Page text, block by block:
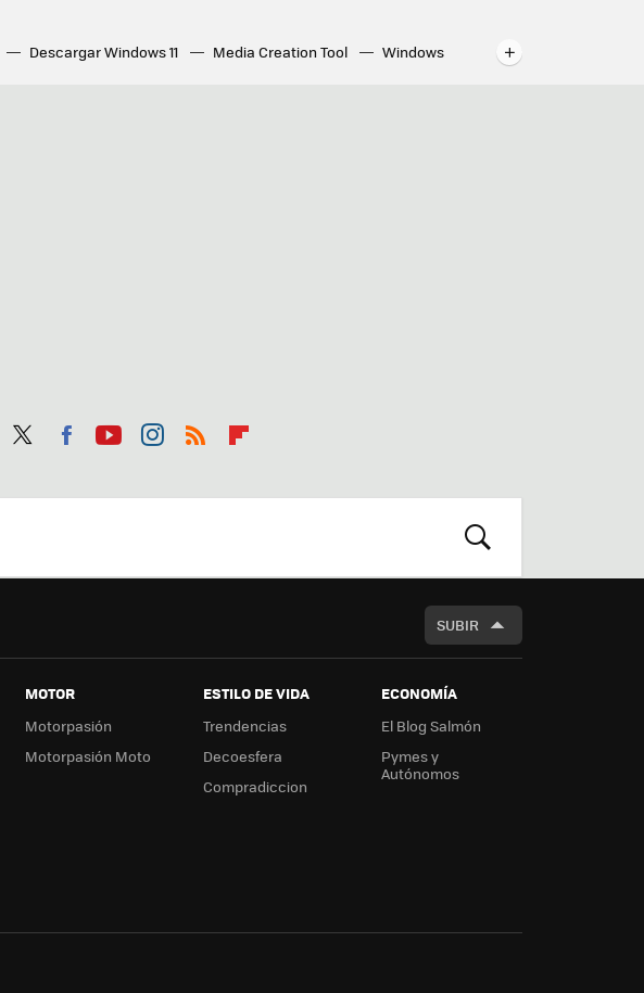
Descargar Windows 11 Media Creation Tool
Windows
ter
ebo tub agr
boa
BUSCAR
SUBIR
MOTOR
Motorpasión
Motorpasión Moto
ESTILO DE VIDA
Trendencias
Decoesfera
Compradiccion
ECONOMÍA
El Blog Salmón
Pymes y
Autónomos